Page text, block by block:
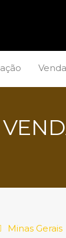
Venda
Minas Gerais